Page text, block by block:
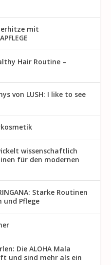
mit
Hair Routine –
von LUSH: I like to see
wissenschaftlich
für den modernen
Starke Routinen
und Pflege
Die ALOHA Mala
und sind mehr als ein